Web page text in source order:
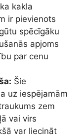
kakla
ir pievienots
spēcīgāku
apjoms
par cenu
Šie
uz iespējamām
zem
vai virs
var liecināt